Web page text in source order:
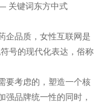
关键词东方中式
企品质，女性互联网是
号的现代化表达，俗称
要考虑的，塑造一个核
强品牌统一性的同时，